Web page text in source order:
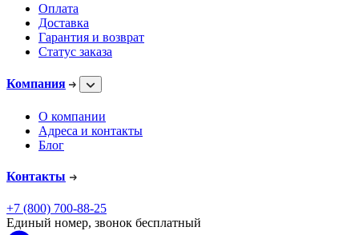
Оплата
Доставка
Гарантия и возврат
Статус заказа
Компания
О компании
Адреса и контакты
Блог
Контакты
+7 (800) 700-88-25
Единый номер, звонок бесплатный